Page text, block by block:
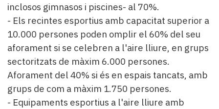
inclosos gimnasos i piscines- al 70%.
- Els recintes esportius amb capacitat superior a
10.000 persones poden omplir el 60% del seu
aforament si se celebren a l'aire lliure, en grups
sectoritzats de màxim 6.000 persones.
Aforament del 40% si és en espais tancats, amb
grups de com a màxim 1.750 persones.
- Equipaments esportius a l'aire lliure amb